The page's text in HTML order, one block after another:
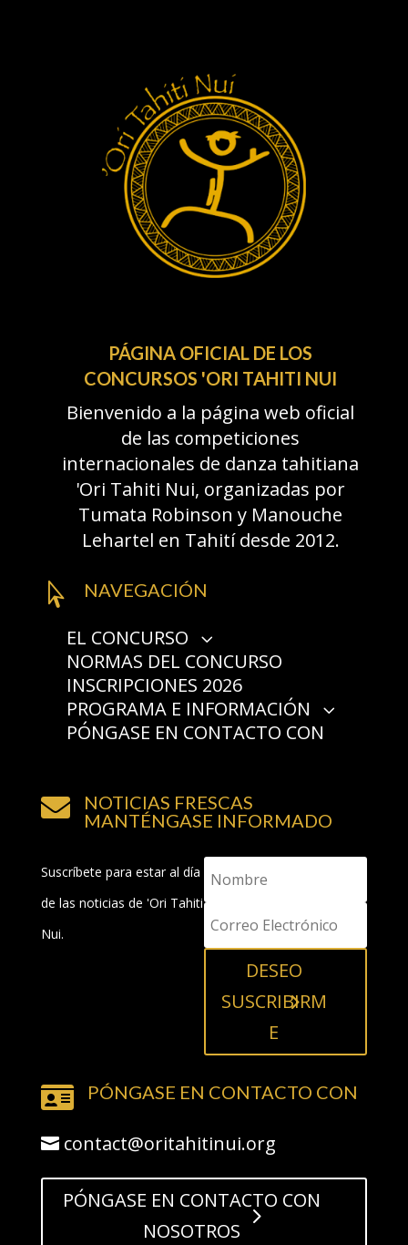
PÁGINA OFICIAL DE LOS
CONCURSOS 'ORI TAHITI NUI
Bienvenido a la página web oficial
de las competiciones
internacionales de danza tahitiana
'Ori Tahiti Nui, organizadas por
Tumata Robinson y Manouche
Lehartel en Tahití desde 2012.
 NAVEGACIÓN
EL CONCURSO 3
PRESENTACIÓN
HISTORIA
PREMIOS 3
2025
SOCIOS Y PATROCINADORES
RETRANSMISIÓN EN DIRECTO
NORMAS DEL CONCURSO
INSCRIPCIONES 2026
PROGRAMA E INFORMACIÓN
3
PROGRAMA
CONSEJOS Y PREGUNTAS
FRECUENTES
PÓNGASE EN CONTACTO CON

NOTICIAS FRESCAS
MANTÉNGASE INFORMADO
Suscríbete para estar al día
de las noticias de 'Ori Tahiti
Nui.
DESEO
SUSCRIBIRM
E
 PÓNGASE EN CONTACTO CON
contact@oritahitinui.org
PÓNGASE EN CONTACTO CON
NOSOTROS